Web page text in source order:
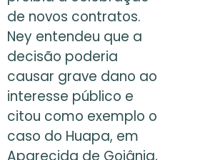
de novos contratos.
Ney entendeu que a
decisão poderia
causar grave dano ao
interesse público e
citou como exemplo o
caso do Huapa, em